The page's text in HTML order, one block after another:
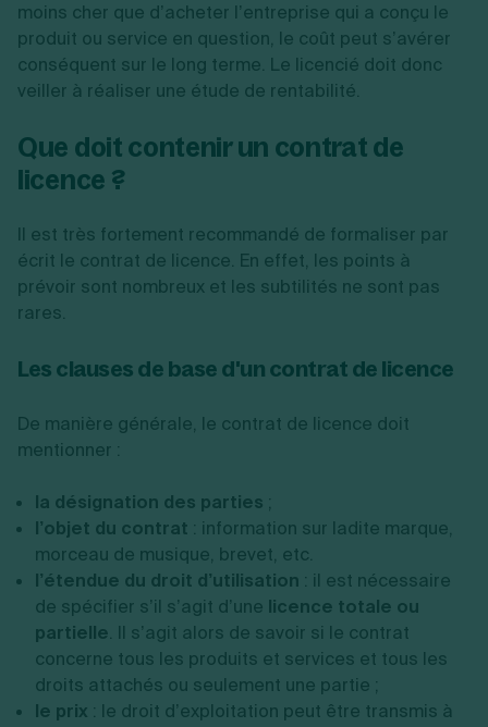
moins cher que d’acheter l’entreprise qui a conçu le
produit ou service en question, le coût peut s’avérer
conséquent sur le long terme. Le licencié doit donc
veiller à réaliser une étude de rentabilité.
Que doit contenir un contrat de
licence ?
Il est très fortement recommandé de formaliser par
écrit le contrat de licence. En effet, les points à
prévoir sont nombreux et les subtilités ne sont pas
rares.
Les clauses de base d'un contrat de licence
De manière générale, le contrat de licence doit
mentionner :
la désignation des parties ;
l’objet du contrat : information sur ladite marque,
morceau de musique, brevet, etc.
l’étendue du droit d’utilisation : il est nécessaire
de spécifier s’il s’agit d’une licence totale ou
partielle. Il s’agit alors de savoir si le contrat
concerne tous les produits et services et tous les
droits attachés ou seulement une partie ;
le prix : le droit d’exploitation peut être transmis à